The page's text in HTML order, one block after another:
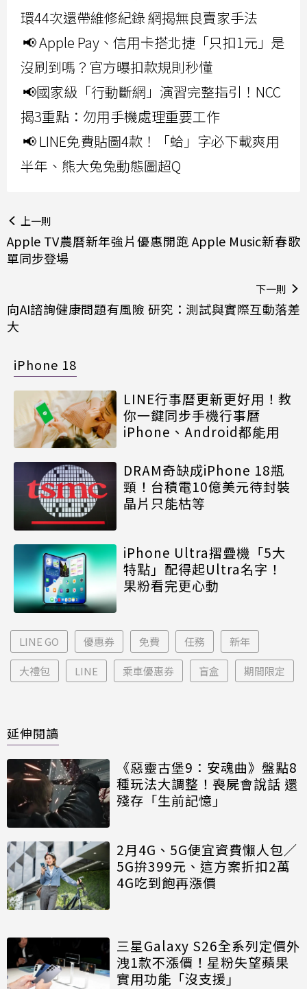
環44次還帶維修紀錄 網揭無良賣家手法
📢 Apple Pay、信用卡搭北捷「只扣1元」是
沒刷到嗎？官方曝扣款規則秒懂
📢國家級「行動斷網」演習完整指引！NCC
揭3重點：勿用手機處理重要工作
📢 LINE免費貼圖4款！「蛤」字必下載爽用
半年、熊大兔兔動態圖超Q
上一則
Apple TV農曆新年強片優惠開跑 Apple Music新春歌
單同步登場
下一則
向AI諮詢健康問題有風險 研究：測試與實際互動落差
大
iPhone 18
LINE行事曆更新更好用！教
你一鍵同步手機行事曆
iPhone、Android都能用
DRAM奇缺成iPhone 18瓶
頸！台積電10億美元待封裝
晶片只能枯等
iPhone Ultra摺疊機「5大
特點」配得起Ultra名字！
果粉看完更心動
LINE GO 優惠券 免費 任務 新年
大禮包 LINE 乘車優惠券 盲盒 期間限定
延伸閱讀
《惡靈古堡9：安魂曲》盤點8
種玩法大調整！喪屍會說話 還
殘存「生前記憶」
2月4G、5G便宜資費懶人包／
5G拚399元、這方案折扣2萬
4G吃到飽再漲價
三星Galaxy S26全系列定價外
洩1款不漲價！星粉失望蘋果
實用功能「沒支援」